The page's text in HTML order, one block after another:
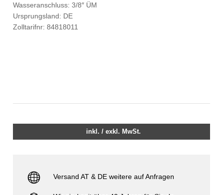
Wasseranschluss: 3/8″ ÜM
Ursprungsland: DE
Zolltarifnr: 84818011
inkl. / exkl. MwSt.
Versand AT & DE weitere auf Anfragen